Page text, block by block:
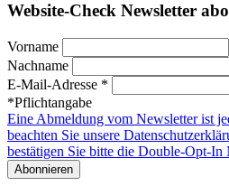
Website-Check Newsletter
Vorname
Nachname
E-Mail-Adresse *
*Pflichtangabe
Eine Abmeldung vom Newsletter ist
beachten Sie unsere
bestätigen Sie bitte die Double-Opt-In